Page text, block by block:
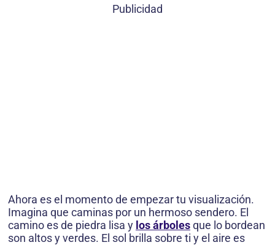
Publicidad
Ahora es el momento de empezar tu visualización.
Imagina que caminas por un hermoso sendero. El
camino es de piedra lisa y los árbolesque lo bordean
son altos y verdes. El sol brilla sobre ti y el aire es